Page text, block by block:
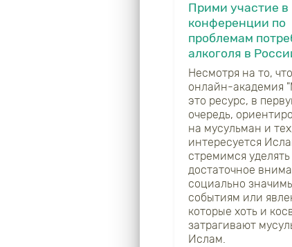
Прими участие в
конференции по
проблемам
алкоголя в
Несмотря на то,
онлайн-академия
это ресурс, в
очередь,
на мусульман и
интересуется
стремимся уделять
достаточное
социально
событиям или
которые хоть и
затрагивают
Ислам.